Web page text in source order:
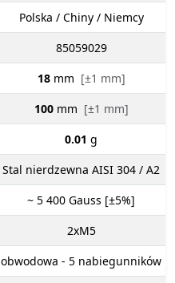
Polska / Chiny / Niemcy
85059029
18 mm [±1 mm]
100 mm [±1 mm]
0.01 g
Stal nierdzewna AISI 304 / A2
~ 5 400 Gauss [±5%]
2xM5
obwodowa - 5 nabiegunników